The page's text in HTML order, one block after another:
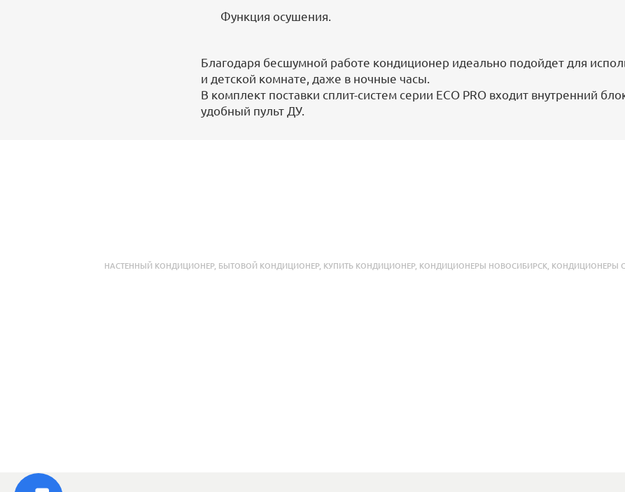
Функция осушения.
Благодаря бесшумной работе кондиционер идеально подойдет для
и детской комнате, даже в ночные часы.
В комплект поставки сплит-систем серии ECO PRO входит внутренний
удобный пульт ДУ.
НАСТЕННЫЙ КОНДИЦИОНЕР, БЫТОВОЙ КОНДИЦИОНЕР, КУПИТЬ КОНДИЦИОНЕР, КОНДИЦИОНЕРЫ НОВОСИБИРСК КОНДИЦИОНЕРЫ